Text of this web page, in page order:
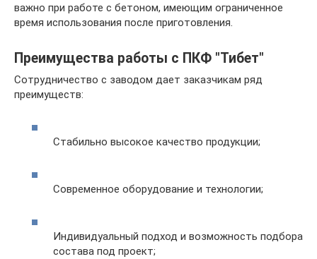
важно при работе с бетоном, имеющим ограниченное
время использования после приготовления.
Преимущества работы с ПКФ "Тибет"
Сотрудничество с заводом дает заказчикам ряд
преимуществ:
Стабильно высокое качество продукции;
Современное оборудование и технологии;
Индивидуальный подход и возможность подбора
состава под проект;